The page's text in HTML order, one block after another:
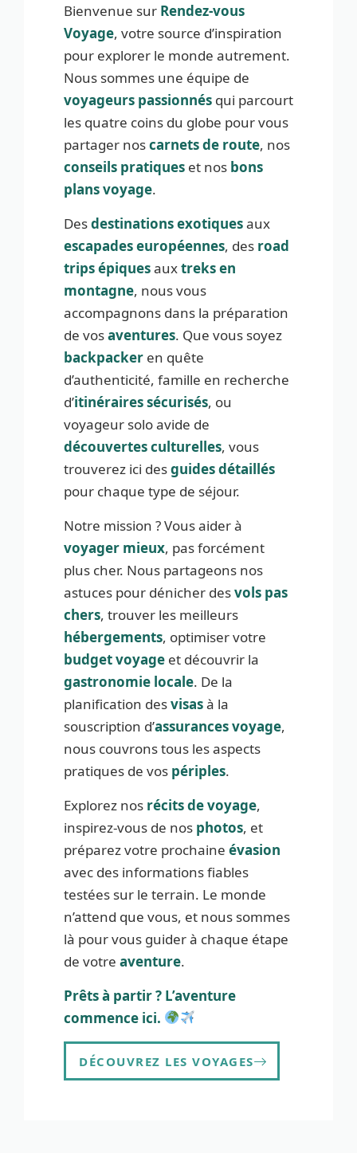
Bienvenue sur Rendez-vous
Voyage, votre source d’inspiration
pour explorer le monde autrement.
Nous sommes une équipe de
voyageurs passionnés qui parcourt
les quatre coins du globe pour vous
partager noscarnets de route, nos
conseils pratiques et nos bons
plans voyage.
Desdestinations exotiquesaux
escapades européennes, des road
trips épiquesauxtreks en
montagne, nous vous
accompagnons dans la préparation
de vosaventures. Que vous soyez
backpacker en quête
d’authenticité, famille en recherche
d’itinéraires sécurisés, ou
voyageur solo avide de
découvertes culturelles, vous
trouverez ici desguides détaillés
pour chaque type de séjour.
Notre mission ? Vous aider à
voyager mieux, pas forcément
plus cher. Nous partageons nos
astuces pour dénicher desvols pas
chers, trouver les meilleurs
hébergements, optimiser votre
budget voyage et découvrir la
gastronomie locale. De la
planification desvisasà la
souscription d’assurances voyage,
nous couvrons tous les aspects
pratiques de vos périples.
Explorez nos récits de voyage,
inspirez-vous de nos photos, et
préparez votre prochaine évasion
avec des informations fiables
testées sur le terrain. Le monde
n’attend que vous, et nous sommes
là pour vous guider à chaque étape
de votre aventure.
Prêts à partir ? L’aventure
commence ici.
DÉCOUVREZ LES VOYAGES